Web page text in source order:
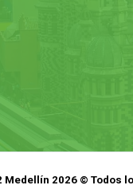
Medellín 2026 © Todos